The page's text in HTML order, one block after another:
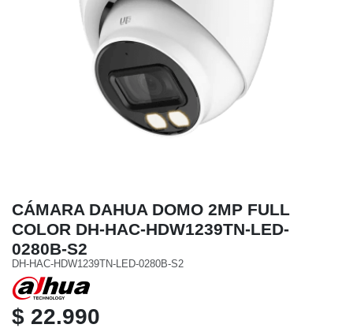
CÁMARA DAHUA DOMO 2MP FULL
COLOR DH-HAC-HDW1239TN-LED-
0280B-S2
DH-HAC-HDW1239TN-LED-0280B-S2
$ 22.990